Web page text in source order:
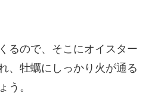
るので、そこにオイスター
、牡蠣にしっかり火が通る
う。